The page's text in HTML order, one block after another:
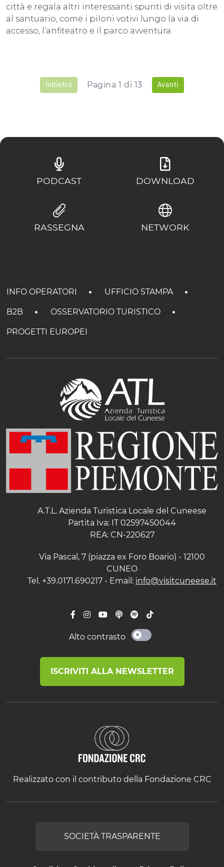
città e regala altri interessanti spunti di visita oltre
al santuario, come i piloni votivi lungo la via di
accesso, l’anfiteatro e il parco avventura.
Indietro Pagina 1 di 13 Avanti
PODCAST DOWNLOAD
RASSEGNA NETWORK
INFO OPERATORI UFFICIO STAMPA
B2B OSSERVATORIO TURISTICO
PROGETTI EUROPEI
A.T.L. Azienda Turistica Locale del Cuneese
Partita Iva: IT 02597450044
REA: CN-220627
Via Pascal, 7 (piazza ex Foro Boario) - 12100
CUNEO
Tel. +39.0171.690217 - Email: info@visitcuneese.it
Alto contrasto
ISCRIVITI ALLA NEWSLETTER
Realizzato con il contributo della Fondazione CRC
SOCIETÀ TRASPARENTE